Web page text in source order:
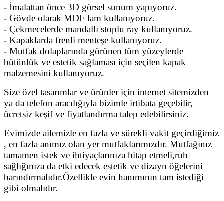
- İmalattan önce 3D görsel sunum yapıyoruz.
- Gövde olarak MDF lam kullanıyoruz.
- Çekmecelerde mandallı stoplu ray kullanıyoruz.
- Kapaklarda frenli menteşe kullanıyoruz.
- Mutfak dolaplarında görünen tüm yüzeylerde
bütünlük ve estetik sağlaması için seçilen kapak
malzemesini kullanıyoruz.
Size özel tasarımlar ve ürünler için internet sitemizden
ya da telefon aracılığıyla bizimle irtibata geçebilir,
ücretsiz keşif ve fiyatlandırma talep edebilirsiniz.
Evimizde ailemizle en fazla ve sürekli vakit geçirdiğimiz
, en fazla anımız olan yer mutfaklarımızdır. Mutfağınız
tamamen istek ve ihtiyaçlarınıza hitap etmeli,ruh
sağlığınıza da etki edecek estetik ve dizayn öğelerini
barındırmalıdır.Özellikle evin hanımının tam istediği
gibi olmalıdır.